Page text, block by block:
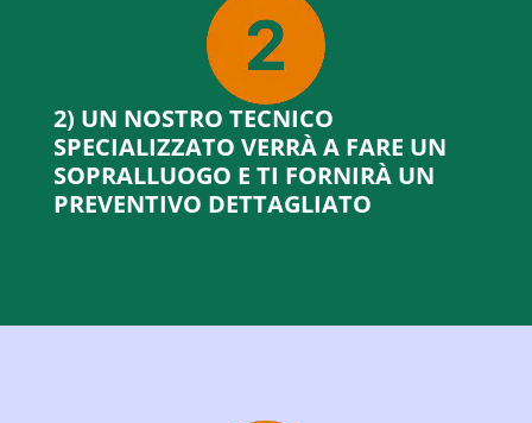
2) UN NOSTRO TECNICO
SPECIALIZZATO VERRÀ A FARE UN
SOPRALLUOGO E TI FORNIRÀ UN
PREVENTIVO DETTAGLIATO